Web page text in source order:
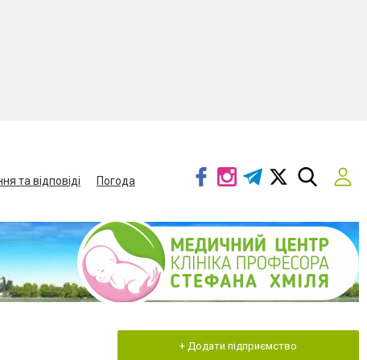
та відповіді
Погода
+ Додати підприємство